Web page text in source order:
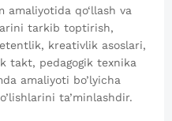
amaliyotida qo‘llash va
tarkib toptirish,
kreativlik asoslari,
takt, pedagogik texnika
amaliyoti bo’lyicha
ta’minlashdir.